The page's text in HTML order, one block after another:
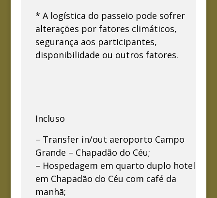
* A logística do passeio pode sofrer
alterações por fatores climáticos,
segurança aos participantes,
disponibilidade ou outros fatores.
Incluso
– Transfer in/out aeroporto Campo
Grande – Chapadão do Céu;
– Hospedagem em quarto duplo hotel
em Chapadão do Céu com café da
manhã;